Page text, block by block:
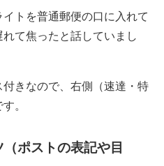
トを普通郵便の口に入れて
て焦ったと話していまし
きなので、右側（速達・特
。
ポストの表記や目